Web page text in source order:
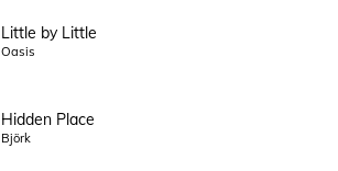
Little by Little
Oasis
Hidden Place
Björk